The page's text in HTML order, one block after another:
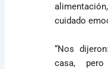
cuidado
“Nos
casa,